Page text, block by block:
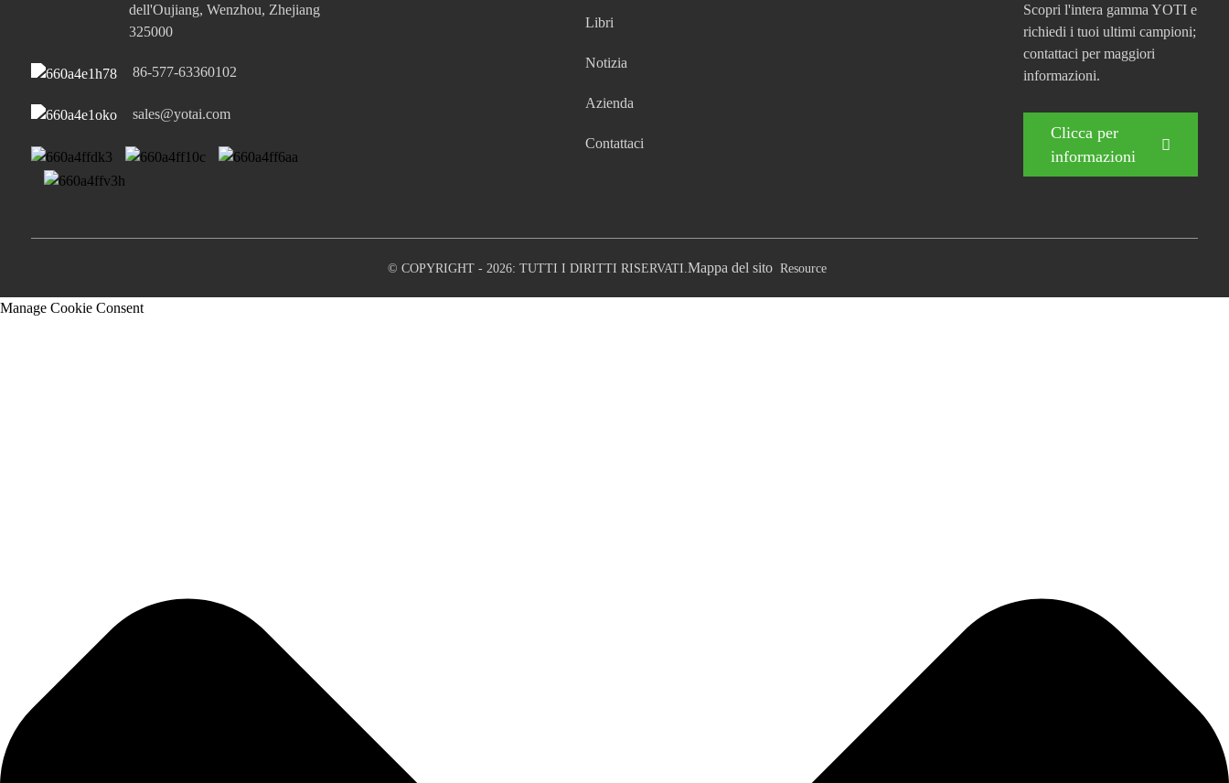
dell'Oujiang, Wenzhou, Zhejiang
325000
86-577-63360102
sales@yotai.com
Libri
Notizia
Azienda
Contattaci
Scopri l'intera gamma YOTI e
richiedi i tuoi ultimi campioni;
contattaci per maggiori
informazioni.
Clicca per
informazioni
© COPYRIGHT - 2026: TUTTI I DIRITTI RISERVATI.Mappa del sito Resource
Manage Cookie Consent